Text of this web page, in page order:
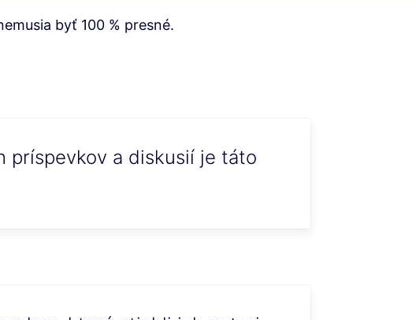
byť 100 % presné.
príspevkov a diskusií je táto